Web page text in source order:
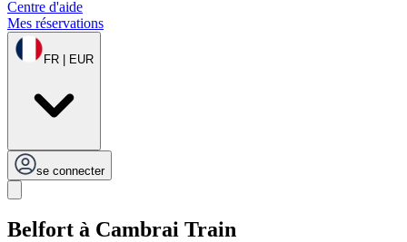
Centre d'aide
Mes réservations
FR | EUR
se connecter
Belfort à Cambrai Train